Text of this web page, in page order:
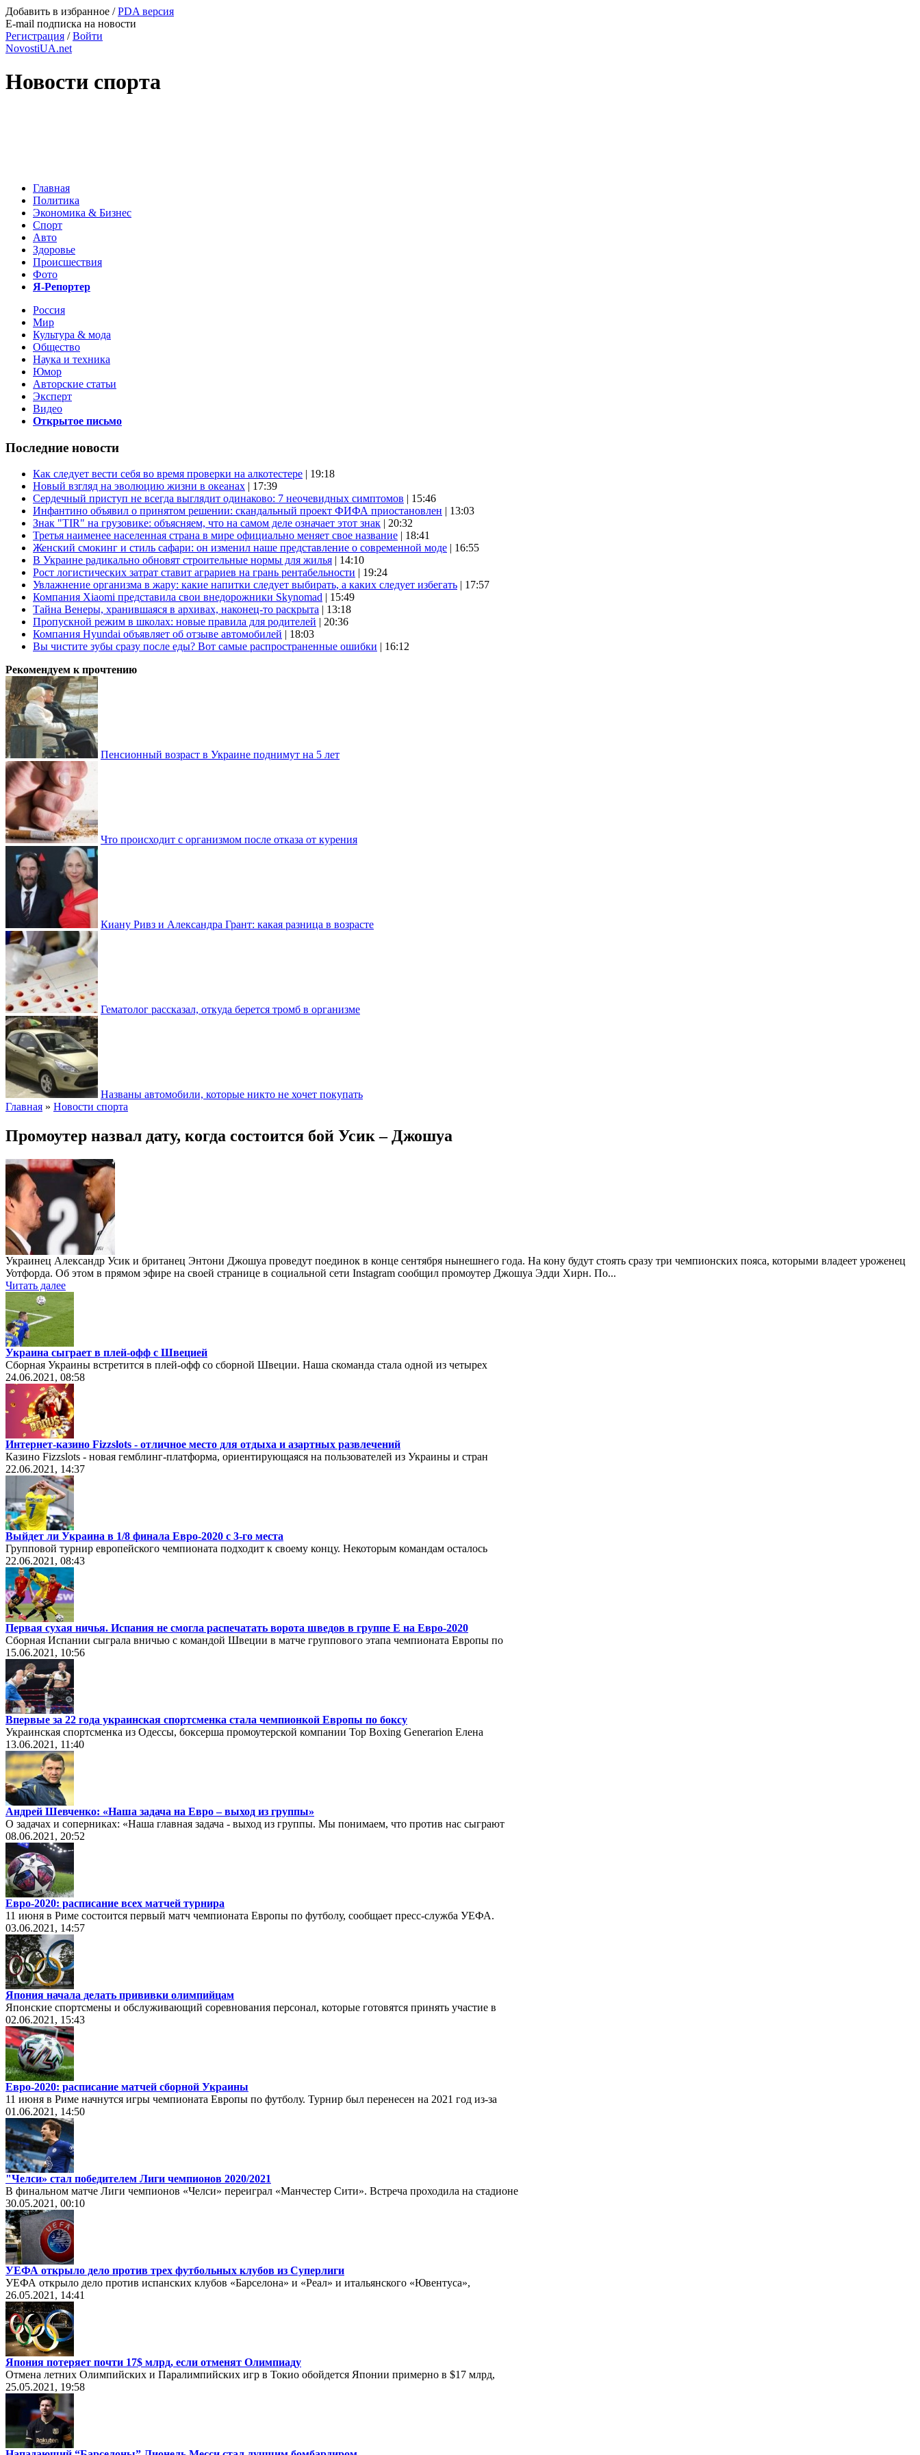
Добавить в избранное /PDA версия
E-mail подписка на новости
Регистрация /Войти
NovostiUA.net
Новости спорта
Главная
Политика
Экономика & Бизнес
Спорт
Авто
Здоровье
Происшествия
Фото
Я-Репортер
Россия
Мир
Культура & мода
Общество
Наука и техника
Юмор
Авторские статьи
Эксперт
Видео
Открытое письмо
Последние новости
Как следует вести себя во время проверки на алкотестере | 19:18
Новый взгляд на эволюцию жизни в океанах | 17:39
Сердечный приступ не всегда выглядит одинаково: 7 неочевидных симптомов | 15:46
Инфантино объявил о принятом решении: скандальный проект ФИФА приостановлен | 13:03
Знак "TIR" на грузовике: объясняем, что на самом деле означает этот знак | 20:32
Третья наименее населенная страна в мире официально меняет свое название | 18:41
Женский смокинг и стиль сафари: он изменил наше представление о современной моде | 16:55
В Украине радикально обновят строительные нормы для жилья | 14:10
Рост логистических затрат ставит аграриев на грань рентабельности | 19:24
Увлажнение организма в жару: какие напитки следует выбирать, а каких следует избегать | 17:57
Компания Xiaomi представила свои внедорожники Skynomad | 15:49
Тайна Венеры, хранившаяся в архивах, наконец-то раскрыта | 13:18
Пропускной режим в школах: новые правила для родителей | 20:36
Компания Hyundai объявляет об отзыве автомобилей | 18:03
Вы чистите зубы сразу после еды? Вот самые распространенные ошибки | 16:12
Рекомендуем к прочтению
Пенсионный возраст в Украине поднимут на 5 лет
Что происходит с организмом после отказа от курения
Киану Ривз и Александра Грант: какая разница в возрасте
Гематолог рассказал, откуда берется тромб в организме
Названы автомобили, которые никто не хочет покупать
Главная » Новости спорта
Промоутер назвал дату, когда состоится бой Усик – Джошуа
Украинец Александр Усик и британец Энтони Джошуа проведут поединок в конце сентября нынешнего года. На кону будут стоять сразу три чемпионских пояса, которыми владеет уроженец
Уотфорда. Об этом в прямом эфире на своей странице в социальной сети Instagram сообщил промоутер Джошуа Эдди Хирн. По...
Читать далее
Украина сыграет в плей-офф с Швецией
Сборная Украины встретится в плей-офф со сборной Швеции. Наша скоманда стала одной из четырех
24.06.2021, 08:58
Интернет-казино Fizzslots - отличное место для отдыха и азартных развлечений
Казино Fizzslots - новая гемблинг-платформа, ориентирующаяся на пользователей из Украины и стран
22.06.2021, 14:37
Выйдет ли Украина в 1/8 финала Евро-2020 с 3-го места
Групповой турнир европейского чемпионата подходит к своему концу. Некоторым командам осталось
22.06.2021, 08:43
Первая сухая ничья. Испания не смогла распечатать ворота шведов в группе Е на Евро-2020
Сборная Испании сыграла вничью с командой Швеции в матче группового этапа чемпионата Европы по
15.06.2021, 10:56
Впервые за 22 года украинская спортсменка стала чемпионкой Европы по боксу
Украинская спортсменка из Одессы, боксерша промоутерской компании Top Boxing Generarion Елена
13.06.2021, 11:40
Андрей Шевченко: «Наша задача на Евро – выход из группы»
О задачах и соперниках: «Наша главная задача - выход из группы. Мы понимаем, что против нас сыграют
08.06.2021, 20:52
Евро-2020: расписание всех матчей турнира
11 июня в Риме состоится первый матч чемпионата Европы по футболу, сообщает пресс-служба УЕФА.
03.06.2021, 14:57
Япония начала делать прививки олимпийцам
Японские спортсмены и обслуживающий соревнования персонал, которые готовятся принять участие в
02.06.2021, 15:43
Евро-2020: расписание матчей сборной Украины
11 июня в Риме начнутся игры чемпионата Европы по футболу. Турнир был перенесен на 2021 год из-за
01.06.2021, 14:50
"Челси» стал победителем Лиги чемпионов 2020/2021
В финальном матче Лиги чемпионов «Челси» переиграл «Манчестер Сити». Встреча проходила на стадионе
30.05.2021, 00:10
УЕФА открыло дело против трех футбольных клубов из Суперлиги
УЕФА открыло дело против испанских клубов «Барселона» и «Реал» и итальянского «Ювентуса»,
26.05.2021, 14:41
Япония потеряет почти 17$ млрд, если отменят Олимпиаду
Отмена летних Олимпийских и Паралимпийских игр в Токио обойдется Японии примерно в $17 млрд,
25.05.2021, 19:58